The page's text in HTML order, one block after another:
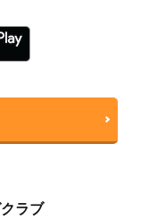
ラブ